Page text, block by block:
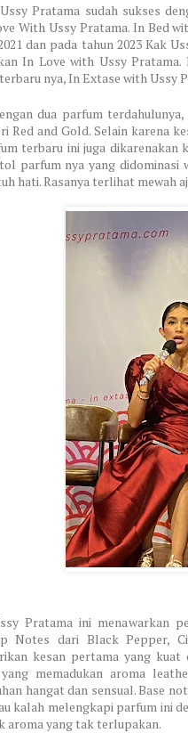
Pratama sudah sukses
With Ussy Pratama. In Bed
dan pada tahun 2023 Kak
In Love with Ussy
nya, In Extase with Ussy
dua parfum
Red and Gold. Selain karena
terbaru ini juga dikarenakan
parfum nya yang didominasi
hati. Rasanya terlihat mewah
Pratama ini menawarkan
Notes dari Black Pepper,
kesan pertama yang
memadukan aroma
hangat dan sensual. Base
kalah melengkapi parfum ini
aroma yang tak terlupakan.